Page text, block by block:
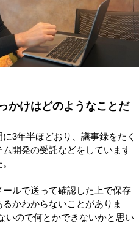
かけはどのようなことだ
3年半ほどおり、議事録をたく
開発の受託などをしています
ルで送って確認した上で保存
かわからないことがありま
いので何とかできないかと思い